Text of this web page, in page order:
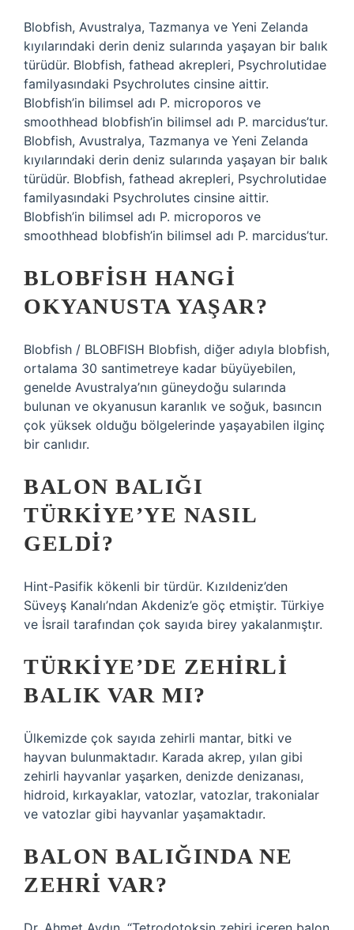
Blobfish, Avustralya, Tazmanya ve Yeni Zelanda
kıyılarındaki derin deniz sularında yaşayan bir balık
türüdür. Blobfish, fathead akrepleri, Psychrolutidae
familyasındaki Psychrolutes cinsine aittir.
Blobfish’in bilimsel adı P. microporos ve
smoothhead blobfish’in bilimsel adı P. marcidus’tur.
Blobfish, Avustralya, Tazmanya ve Yeni Zelanda
kıyılarındaki derin deniz sularında yaşayan bir balık
türüdür. Blobfish, fathead akrepleri, Psychrolutidae
familyasındaki Psychrolutes cinsine aittir.
Blobfish’in bilimsel adı P. microporos ve
smoothhead blobfish’in bilimsel adı P. marcidus’tur.
BLOBFISH HANGI
OKYANUSTA YAŞAR?
Blobfish / BLOBFISH Blobfish, diğer adıyla blobfish,
ortalama 30 santimetreye kadar büyüyebilen,
genelde Avustralya’nın güneydoğu sularında
bulunan ve okyanusun karanlık ve soğuk, basıncın
çok yüksek olduğu bölgelerinde yaşayabilen ilginç
bir canlıdır.
BALON BALIĞI
TÜRKIYE’YE NASIL
GELDI?
Hint-Pasifik kökenli bir türdür. Kızıldeniz’den
Süveyş Kanalı’ndan Akdeniz’e göç etmiştir. Türkiye
ve İsrail tarafından çok sayıda birey yakalanmıştır.
TÜRKIYE’DE ZEHIRLI
BALIK VAR MI?
Ülkemizde çok sayıda zehirli mantar, bitki ve
hayvan bulunmaktadır. Karada akrep, yılan gibi
zehirli hayvanlar yaşarken, denizde denizanası,
hidroid, kırkayaklar, vatozlar, vatozlar, trakonialar
ve vatozlar gibi hayvanlar yaşamaktadır.
BALON BALIĞINDA NE
ZEHRI VAR?